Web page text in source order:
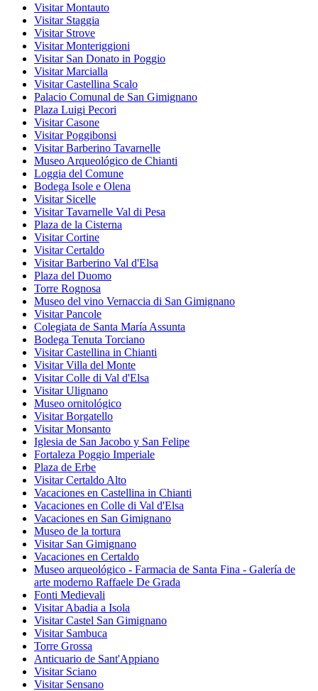
Visitar Montauto
Visitar Staggia
Visitar Strove
Visitar Monteriggioni
Visitar San Donato in Poggio
Visitar Marcialla
Visitar Castellina Scalo
Palacio Comunal de San Gimignano
Plaza Luigi Pecori
Visitar Casone
Visitar Poggibonsi
Visitar Barberino Tavarnelle
Museo Arqueológico de Chianti
Loggia del Comune
Bodega Isole e Olena
Visitar Sicelle
Visitar Tavarnelle Val di Pesa
Plaza de la Cisterna
Visitar Cortine
Visitar Certaldo
Visitar Barberino Val d'Elsa
Plaza del Duomo
Torre Rognosa
Museo del vino Vernaccia di San Gimignano
Visitar Pancole
Colegiata de Santa María Assunta
Bodega Tenuta Torciano
Visitar Castellina in Chianti
Visitar Villa del Monte
Visitar Colle di Val d'Elsa
Visitar Ulignano
Museo ornitológico
Visitar Borgatello
Visitar Monsanto
Iglesia de San Jacobo y San Felipe
Fortaleza Poggio Imperiale
Plaza de Erbe
Visitar Certaldo Alto
Vacaciones en Castellina in Chianti
Vacaciones en Colle di Val d'Elsa
Vacaciones en San Gimignano
Museo de la tortura
Visitar San Gimignano
Vacaciones en Certaldo
Museo arqueológico - Farmacia de Santa Fina - Galería de
arte moderno Raffaele De Grada
Fonti Medievali
Visitar Abadia a Isola
Visitar Castel San Gimignano
Visitar Sambuca
Torre Grossa
Anticuario de Sant'Appiano
Visitar Sciano
Visitar Sensano